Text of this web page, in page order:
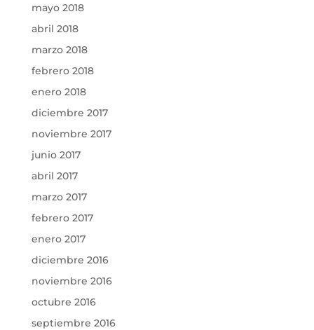
mayo 2018
abril 2018
marzo 2018
febrero 2018
enero 2018
diciembre 2017
noviembre 2017
junio 2017
abril 2017
marzo 2017
febrero 2017
enero 2017
diciembre 2016
noviembre 2016
octubre 2016
septiembre 2016